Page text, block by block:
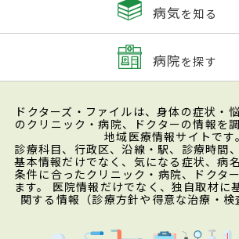
病気を知る
病院を探す
ドクターズ・ファイルは、身体の症状・
のクリニック・病院、ドクターの情報を
地域医療情報サイトです。
診療科目、行政区、沿線・駅、診療時間
基本情報だけでなく、気になる症状、病
条件に合ったクリニック・病院、ドクタ
ます。 医院情報だけでなく、独自取材に
関する情報（診療方針や得意な治療・検